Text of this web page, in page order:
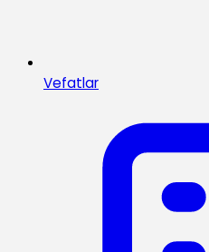
Vefatlar